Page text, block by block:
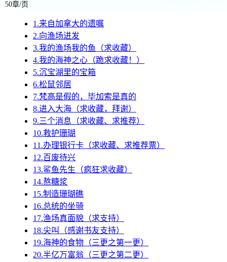
50章/页
1.来自加拿大的遗嘱
2.向渔场进发
3.我的渔场我的鱼（求收藏）
4.我的海神之心（跪求收藏！）
5.沉宝湖里的宝箱
6.松鼠邻居
7.梵高是假的，毕加索是真的
8.进入大海（求收藏，拜谢）
9.三个消息（求收藏、求推荐）
10.救护珊瑚
11.办理银行卡（求收藏、求推荐票）
12.百废待兴
13.鲨鱼先生（疯狂求收藏）
14.熬糖浆
15.制造珊瑚礁
16.总统的坐骑
17.渔场真面貌（求支持）
18.尖叫（感谢书友支持）
19.海神的食物（三更之第一更）
20.半亿万富翁（三更之第二更）